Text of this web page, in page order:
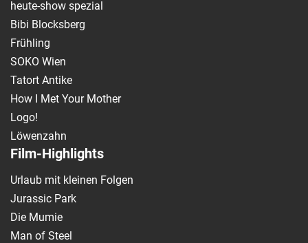
heute-show spezial
Bibi Blocksberg
Frühling
SOKO Wien
Tatort Antike
How I Met Your Mother
Logo!
Löwenzahn
Film-Highlights
Urlaub mit kleinen Folgen
Jurassic Park
Die Mumie
Man of Steel